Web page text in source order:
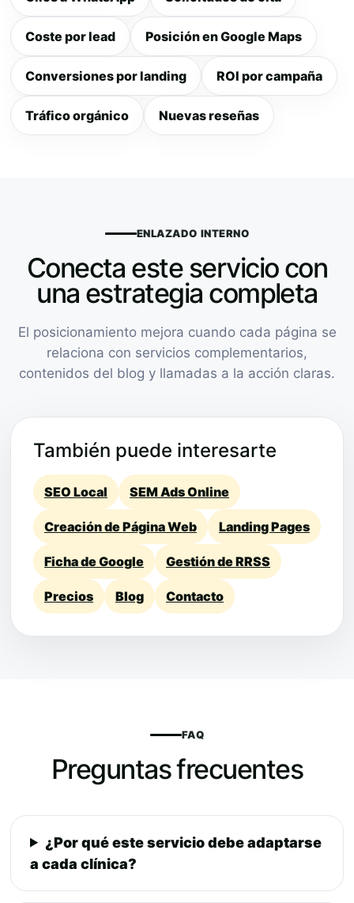
Coste por lead Posición en Google Maps
Conversiones por landing ROI por campaña
Tráfico orgánico Nuevas reseñas
ENLAZADO INTERNO
Conecta este servicio con
una estrategia completa
El posicionamiento mejora cuando cada página se
relaciona con servicios complementarios,
contenidos del blog y llamadas a la acción claras.
También puede interesarte
SEO Local SEM Ads Online
Creación de Página Web Landing Pages
Ficha de Google Gestión de RRSS
Precios Blog Contacto
FAQ
Preguntas frecuentes
¿Por qué este servicio debe adaptarse
a cada clínica?